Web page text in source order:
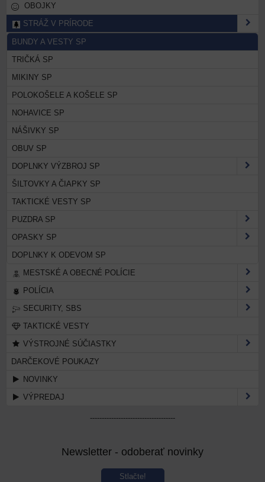
OBOJKY
STRÁŽ V PRÍRODE
BUNDY A VESTY SP
TRIČKÁ SP
MIKINY SP
POLOKOŠELE A KOŠELE SP
NOHAVICE SP
NÁŠIVKY SP
OBUV SP
DOPLNKY VÝZBROJ SP
ŠILTOVKY A ČIAPKY SP
TAKTICKÉ VESTY SP
PUZDRA SP
OPASKY SP
DOPLNKY K ODEVOM SP
MESTSKÉ A OBECNÉ POLÍCIE
POLÍCIA
SECURITY, SBS
TAKTICKÉ VESTY
VÝSTROJNÉ SÚČIASTKY
DARČEKOVÉ POUKAZY
NOVINKY
VÝPREDAJ
------------------------------------
Newsletter - odoberať novinky
Stlačte!